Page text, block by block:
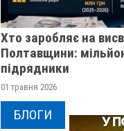
У ПОЛТАВСЬКІЙ
РОЗШУКУЮТЬ 82-
ГАННУ МЕРКОТАН
Хто заробляє на
Полтавщини:
підрядники
01 травня 2026
БЛОГИ